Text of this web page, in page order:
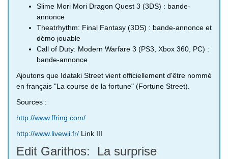
Slime Mori Mori Dragon Quest 3 (3DS) : bande-
annonce
Theatrhythm: Final Fantasy (3DS) : bande-annonce et
démo jouable
Call of Duty: Modern Warfare 3 (PS3, Xbox 360, PC) :
bande-annonce
Ajoutons que Idataki Street vient officiellement d'être nommé
en français "La course de la fortune" (Fortune Street).
Sources :
http://www.ffring.com/
http://www.livewii.fr/ Link III
Edit Garithos: La surprise